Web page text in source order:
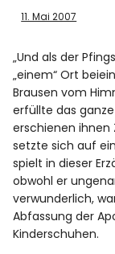
Newsletter
Impressum/
TwitterRSS
Spotify
11. Mai 2007
„Und als der
„einem“ Ort
Brausen vom
erfüllte das
erschienen ihnen
setzte sich auf
spielt in dieser
obwohl er
verwunderlich,
Abfassung der
Kinderschuhen.